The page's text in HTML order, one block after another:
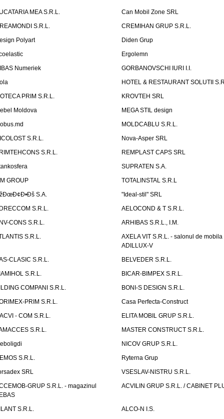
MEA S.R.L.
Can Mobil Zone SRL
S.R.L.
CREMIHAN GRUP S.R.L.
Polyart
Diden Grup
Ergolemn
Numeriek
GORBANOVSCHI IURI I.I.
HOTEL & RESTAURANT SOLUTII
PRIM S.R.L.
KROVTEH SRL
Moldova
MEGA STIL design
MOLDCABLU S.R.L.
S.R.L.
Nova-Asper SRL
S.R.L.
REMPLAST CAPS SRL
SUPRATEN S.A.
GROUP
TOTALINSTAL S.R.L
S.A.
"Ideal-stil" SRL
S.R.L.
AELOCOND & T S.R.L.
CONS S.R.L.
ARHIBAS S.R.L., I.M.
S.R.L.
AXELA VIT S.R.L. - salonul de mobila
ADILLUX-V
CLASIC S.R.L.
BELVEDER S.R.L.
S.R.L.
BICAR-BIMPEX S.R.L.
COMPANI S.R.L.
BONI-S DESIGN S.R.L.
PRIM S.R.L.
Casa Perfecta-Construct
- COM S.R.L.
ELITA MOBIL GRUP S.R.L.
S.R.L.
MASTER CONSTRUCT S.R.L.
NICOV GRUP S.R.L.
S.R.L.
Ryterna Grup
SRL
VSESLAV-NISTRU S.R.L.
GRUP S.R.L. - magazinul
ACVILIN GRUP S.R.L. / CABINET
S.R.L.
ALCO-N I.S.